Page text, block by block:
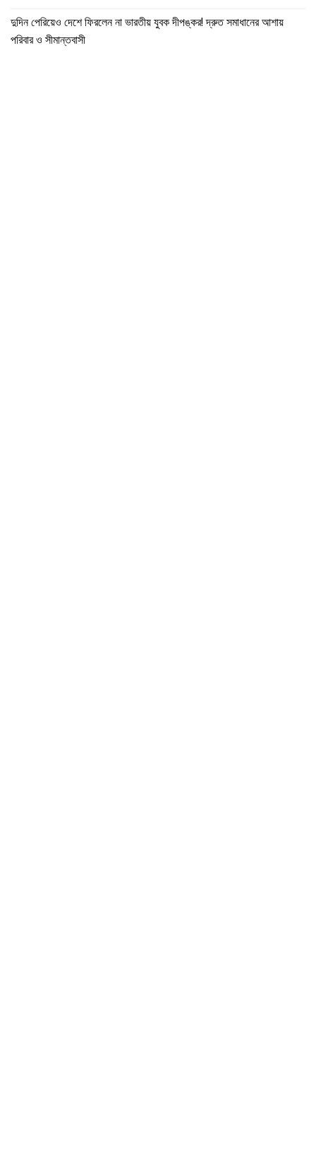
দুদিন পেরিয়েও দেশে ফিরলেন না ভারতীয় যুবক দীপঙ্কর! দ্রুত সমাধানের আশায়
পরিবার ও সীমান্তবাসী